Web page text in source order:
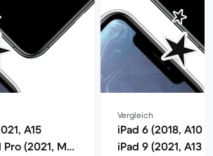
A15
(2021, M1
Vergleich
iPad 6 (2018, A10
iPad 9 (2021, A13